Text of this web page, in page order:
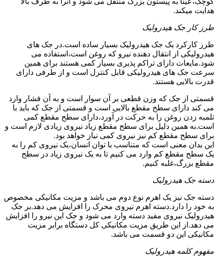
هدایت میکند.
طرز کار جک هیدرولیک
طرز کارکرد یک جک هیدرولیک بسیار ساده است.در جک های
هیدرولیکی از انتقال دهنده نیرو که روغن است،استفاده می
شود.مایعات دارای تراکم پذیری بسیار کمی هستند برای همین
سرعت جک های هیدرولیکی قابل کنترل است و از طرفی دارای
قدرت بالایی هستند.
قسمتی از جک که وزن قطعی بر آن سوار است و به آن فشار وارد
می کند دارای سطح مقطع بالایی است و قسمتی از جک که باید با
تلمبه زدن روغن را به حرکت در آورد،دارای سطح مقطع کمی
است.به همین دلیل برای سطح مقطع زیاد نیروی زیادی لازم است و
برای سطح مقطع کم نیز نیروی کمی نیاز خواهد بود.
این بدان معنی است که متناسب با توان انسان،یک نیروی کم را به
یک سطح مقطع کم وارد می کنیم تا به یک نیروی زیاد در سطح
مقطع بزرگ،غلبه کنیم.
دسته جک هیدرولیک
دسته جک نیز یک اهرم نوع دوم می باشد و مزیت مکانیکی مخصوص
به خود را دارد.دسته اهرم نیروی محرک را افزایش می دهد.بر جک
هیدرولیک نیروی مفید دسته وارد می شود و جک این نیرو را افزایش
می دهد.از این طریق مزیت مکانیکی کل دستگاه برابر مزیت
مکانیکی این دو قسمت می باشد.
مفهوم کلمه هیدرولیک